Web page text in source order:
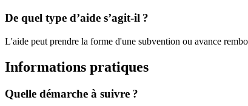
De quel type d’aide s’agit-il ?
L'aide peut prendre la forme d'une subvention ou avance
Informations pratiques
Quelle démarche à suivre ?